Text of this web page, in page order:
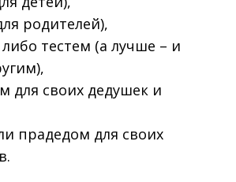
родителей),
тестем (а лучше – и
для своих дедушек и
прадедом для своих